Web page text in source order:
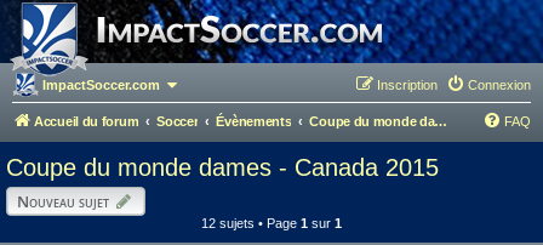
ImpactSoccer.com Connexion
Inscription
Accueil du forum Soccer Évènements Coupe du monde dames - Canada 2015 FAQ
Coupe du monde dames - Canada 2015
Nouveau sujet
12 sujets • Page 1 sur 1